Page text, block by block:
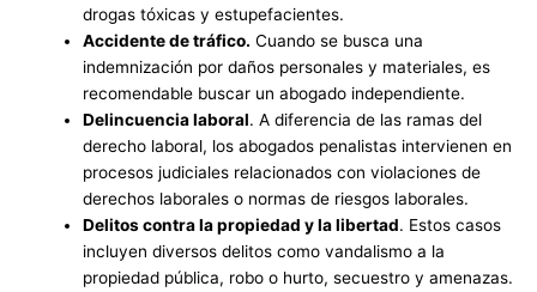
drogas tóxicas y estupefacientes.
Accidente de tráfico. Cuando se busca una
indemnización por daños personales y materiales, es
recomendable buscar un abogado independiente.
Delincuencia laboral. A diferencia de las ramas del
derecho laboral, los abogados penalistas intervienen en
procesos judiciales relacionados con violaciones de
derechos laborales o normas de riesgos laborales.
Delitos contra la propiedad y la libertad. Estos casos
incluyen diversos delitos como vandalismo a la
propiedad pública, robo o hurto, secuestro y amenazas.